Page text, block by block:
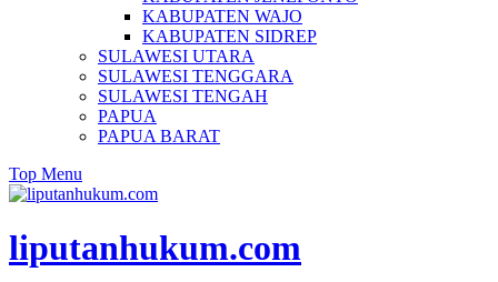
KABUPATEN WAJO
KABUPATEN SIDREP
SULAWESI UTARA
SULAWESI TENGGARA
SULAWESI TENGAH
PAPUA
PAPUA BARAT
Top Menu
liputanhukum.com